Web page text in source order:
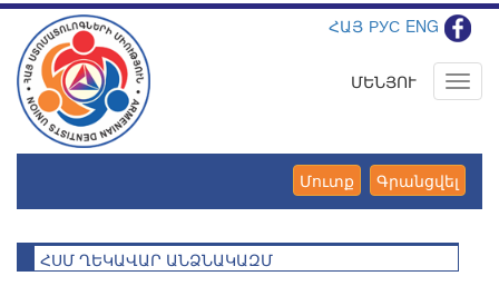
ՀԱՅ РУС ENG
ՄԵՆՅՈՒ
Մուտք Գրանցվել
ՀՍՄ ՂԵԿԱՎԱՐ ԱՆՁՆԱԿԱԶՄ